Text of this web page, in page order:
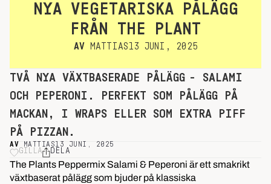
NYA VEGETARISKA PÅLÄGG
FRÅN THE PLANT
AV MATTIAS 13 JUNI, 2025
TVÅ NYA VÄXTBASERADE PÅLÄGG - SALAMI
OCH PEPERONI. PERFEKT SOM PÅLÄGG PÅ
MACKAN, I WRAPS ELLER SOM EXTRA PIFF
PÅ PIZZAN.
AV MATTIAS13 JUNI, 2025
GILLA DELA
The Plants Peppermix Salami & Peperoni är ett smakrikt
växtbaserat pålägg som bjuder på klassiska